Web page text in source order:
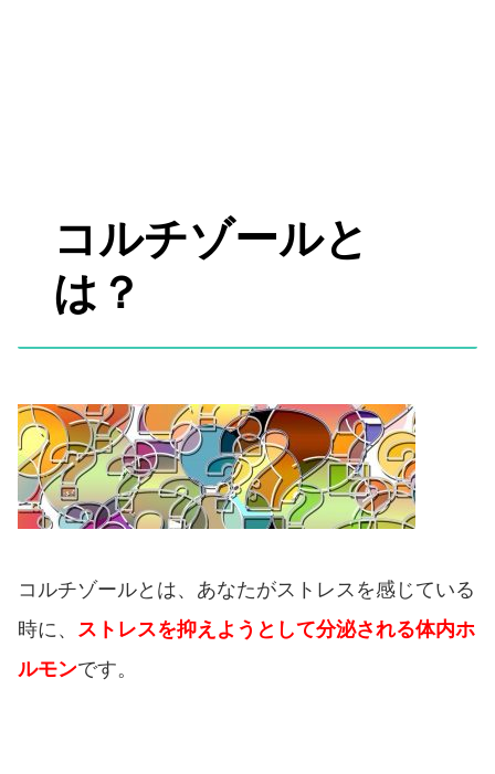
コルチゾールと
は？
コルチゾールとは、あなたがストレスを感じている
時に、 ストレスを抑えようとして分泌される体内ホ
ルモンです。